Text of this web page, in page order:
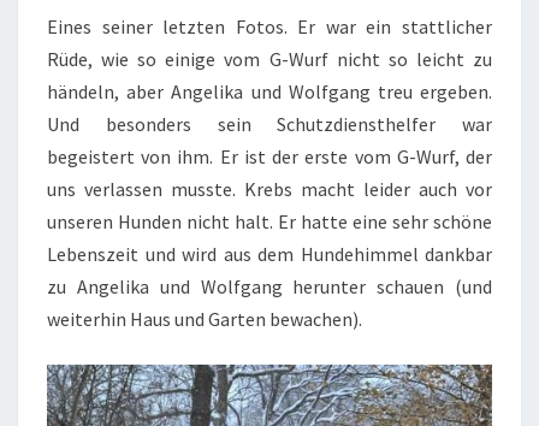
Eines seiner letzten Fotos. Er war ein stattlicher
Rüde, wie so einige vom G-Wurf nicht so leicht zu
händeln, aber Angelika und Wolfgang treu ergeben.
Und besonders sein Schutzdiensthelfer war
begeistert von ihm. Er ist der erste vom G-Wurf, der
uns verlassen musste. Krebs macht leider auch vor
unseren Hunden nicht halt. Er hatte eine sehr schöne
Lebenszeit und wird aus dem Hundehimmel dankbar
zu Angelika und Wolfgang herunter schauen (und
weiterhin Haus und Garten bewachen).